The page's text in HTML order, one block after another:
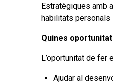
Estratègiques amb
habilitats personals
Quines
L’oportunitat de
Ajudar al